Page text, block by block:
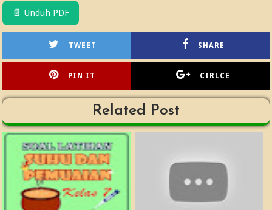
📄 Unduh PDF
TWEET SHARE
PIN IT CIRLCE
Related Post